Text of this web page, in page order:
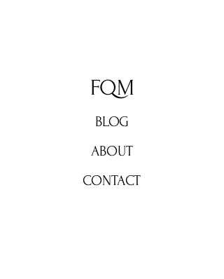
FQM
BLOG
ABOUT
CONTACT